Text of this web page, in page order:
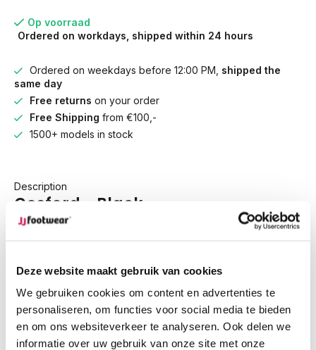
Deze website maakt gebruik van cookies
We gebruiken cookies om content en advertenties te
personaliseren, om functies voor social media te bieden
en om ons websiteverkeer te analyseren. Ook delen we
informatie over uw gebruik van onze site met onze
Op voorraad
Ordered on workdays, shipped within 24 hours
Ordered on weekdays before 12:00 PM, shipped the
same day
Free returns on your order
Free Shipping from €100,-
1500+ models in stock
Description
Gosford - Black
closures around the ankle and at the top of the shaft. The
boot has a full-length zipper, making it easy to put on and
take off. Additionally, this style has removable footbeds,
allowing for the use of custom insoles. Available in various